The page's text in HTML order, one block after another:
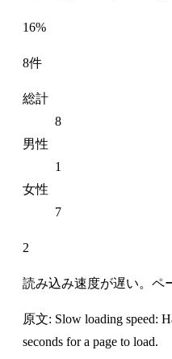
16%
8件
総計
8
男性
1
女性
7
2
読み込み速度が遅い。ペ
原文: Slow loading speed:
seconds for a page to load.